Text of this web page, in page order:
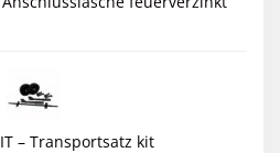
– Transportsatz kit